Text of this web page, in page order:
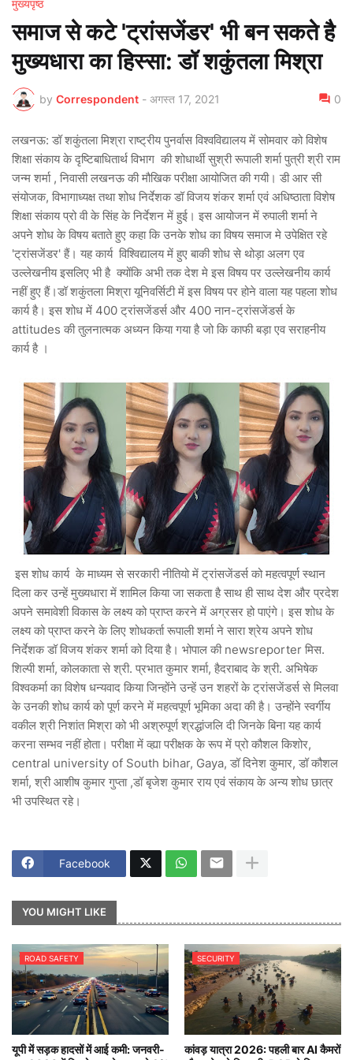
मुख्यपृष्ठ
समाज से कटे 'ट्रांसजेंडर' भी बन सकते है
मुख्यधारा का हिस्सा: डॉ शकुंतला मिश्रा
by Correspondent - अगस्त 17, 2021 0
लखनऊ: डॉ शकुंतला मिश्रा राष्ट्रीय पुनर्वास विश्वविद्यालय में सोमवार को विशेष
शिक्षा संकाय के दृष्टिबाधितार्थ विभाग की शोधार्थी सुश्री रूपाली शर्मा पुत्री श्री राम
जन्म शर्मा , निवासी लखनऊ की मौखिक परीक्षा आयोजित की गयी। डी आर सी
संयोजक, विभागाध्यक्ष तथा शोध निर्देशक डॉ विजय शंकर शर्मा एवं अधिष्ठाता विशेष
शिक्षा संकाय प्रो वी के सिंह के निर्देशन में हुई। इस आयोजन में रुपाली शर्मा ने
अपने शोध के विषय बताते हुए कहा कि उनके शोध का विषय समाज मे उपेक्षित रहे
'ट्रांसजेंडर' हैं। यह कार्य विश्विद्यालय में हुए बाकी शोध से थोड़ा अलग एव
उल्लेखनीय इसलिए भी है क्योंकि अभी तक देश मे इस विषय पर उल्लेखनीय कार्य
नहीं हुए हैं।डॉ शकुंतला मिश्रा यूनिवर्सिटी में इस विषय पर होने वाला यह पहला शोध
कार्य है। इस शोध में 400 ट्रांसजेंडर्स और 400 नान-ट्रांसजेंडर्स के
attitudes की तुलनात्मक अध्यन किया गया है जो कि काफी बड़ा एव सराहनीय
कार्य है ।
इस शोध कार्य के माध्यम से सरकारी नीतियो में ट्रांसजेंडर्स को महत्वपूर्ण स्थान
दिला कर उन्हें मुख्यधारा में शामिल किया जा सकता है साथ ही साथ देश और प्रदेश
अपने समावेशी विकास के लक्ष्य को प्राप्त करने में अग्रसर हो पाएंगे। इस शोध के
लक्ष्य को प्राप्त करने के लिए शोधकर्ता रूपाली शर्मा ने सारा श्रेय अपने शोध
निर्देशक डॉ विजय शंकर शर्मा को दिया है। भोपाल की newsreporter मिस.
शिल्पी शर्मा, कोलकाता से श्री. प्रभात कुमार शर्मा, हैदराबाद के श्री. अभिषेक
विश्वकर्मा का विशेष धन्यवाद किया जिन्होंने उन्हें उन शहरों के ट्रांसजेंडर्स से मिलवा
के उनकी शोध कार्य को पूर्ण करने में महत्वपूर्ण भूमिका अदा की है। उन्होंने स्वर्गीय
वकील श्री निशांत मिश्रा को भी अश्रुपूर्ण श्रद्धांजलि दी जिनके बिना यह कार्य
करना सम्भव नहीं होता। परीक्षा में व्ह्या परीक्षक के रूप में प्रो कौशल किशोर,
central university of South bihar, Gaya, डॉ दिनेश कुमार, डॉ कौशल
शर्मा, श्री आशीष कुमार गुप्ता ,डॉ बृजेश कुमार राय एवं संकाय के अन्य शोध छात्र
भी उपस्थित रहे।
Facebook
YOU MIGHT LIKE
ROAD SAFETY
यूपी में सड़क हादसों में आई कमी: जनवरी-
SECURITY
कांवड़ यात्रा 2026: पहली बार AI कैमरों